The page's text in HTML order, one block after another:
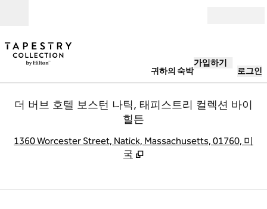
귀하의 숙박
가입하기
로그인
더 버브 호텔 보스턴 나틱, 태피스트리 컬렉션 바이
힐튼
1360 Worcester Street, Natick, Massachusetts, 01760, 미
국